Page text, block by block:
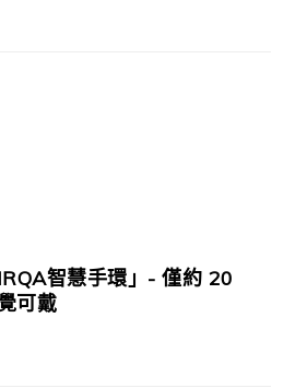
智慧手環」- 僅約 20
可戴